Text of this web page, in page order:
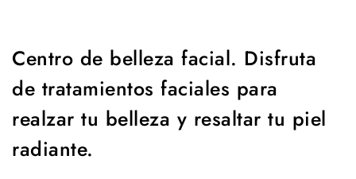
Centro de belleza facial. Disfruta
de tratamientos faciales para
realzar tu belleza y resaltar tu piel
radiante.